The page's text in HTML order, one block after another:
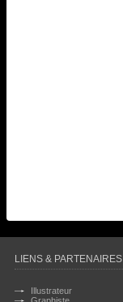
LIENS & PARTENAIRES
Illustrateur